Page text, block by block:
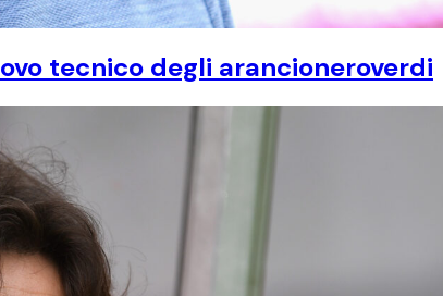
tecnico degli arancioneroverdi